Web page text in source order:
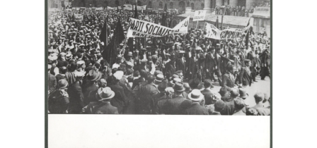
précipité